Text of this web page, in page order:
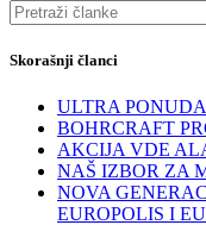
Skorašnji članci
ULTRA
BOHRCRAFT
AKCIJA VDE
NAŠ IZBOR ZA
NOVA
EUROPOLIS I